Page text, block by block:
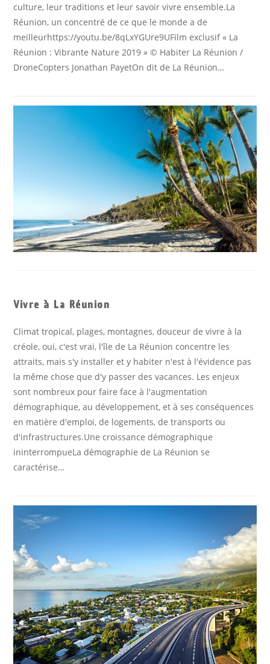
culture, leur traditions et leur savoir vivre ensemble.La
Réunion, un concentré de ce que le monde a de
meilleurhttps://youtu.be/8qLxYGUre9UFilm exclusif « La
Réunion : Vibrante Nature 2019 » © Habiter La Réunion /
DroneCopters Jonathan PayetOn dit de La Réunion…
Vivre à La Réunion
Climat tropical, plages, montagnes, douceur de vivre à la
créole, oui, c'est vrai, l'île de La Réunion concentre les
attraits, mais s'y installer et y habiter n'est à l'évidence pas
la même chose que d'y passer des vacances. Les enjeux
sont nombreux pour faire face à l'augmentation
démographique, au développement, et à ses conséquences
en matière d'emploi, de logements, de transports ou
d'infrastructures.Une croissance démographique
ininterrompueLa démographie de La Réunion se
caractérise…